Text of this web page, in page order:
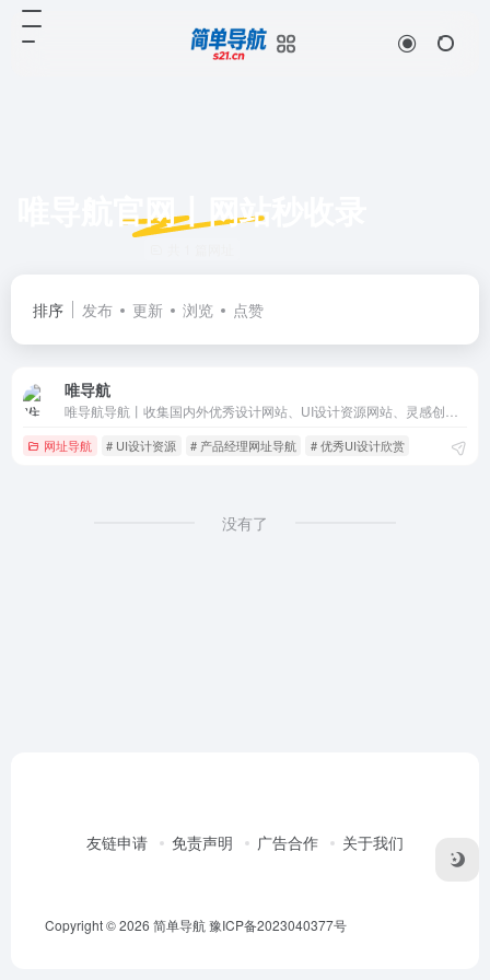
唯导航官网丨网站秒收录
排序 发布 更新 浏览 点赞
唯导航
网址导航 # UI设计资源 # 产品经理网址导航 # 优秀UI设计欣赏
没有了
友链申请 免责声明 广告合作 关于我们
Copyright © 2026 简单导航豫ICP备2023040377号